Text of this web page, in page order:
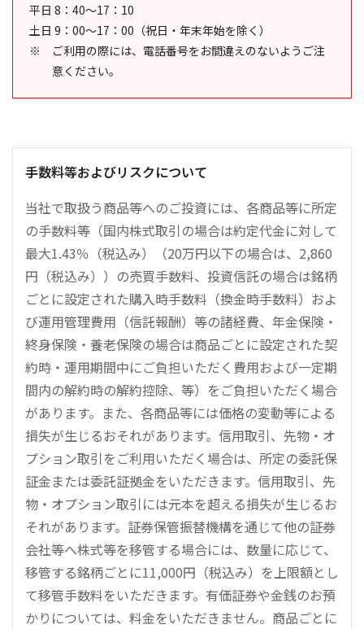
平日 8：40～17：10
土日 9：00～17：00（祝日・年末年始を除く）
ご利用の際には、電話番号をお間違えのないようご注
意ください。
手数料等およびリスクについて
当社で取扱う商品等へのご投資には、各商品等に所定
の手数料等（国内株式取引の場合は約定代金に対して
最大1.43％（税込み）（20万円以下の場合は、2,860
円（税込み））の売買手数料、投資信託の場合は銘柄
ごとに設定された購入時手数料（換金時手数料）およ
び運用管理費用（信託報酬）等の諸経費、年金保険・
終身保険・養老保険の場合は商品ごとに設定された契
約時・運用期間中にご負担いただく費用および一定期
間内の解約時の解約控除、等）をご負担いただく場合
があります。また、各商品等には価格の変動等による
損失が生じるおそれがあります。信用取引、先物・オ
プション取引をご利用いただく場合は、所定の委託保
証金または委託証拠金をいただきます。信用取引、先
物・オプション取引には元本を超える損失が生じるお
それがあります。証券保管振替機構を通じて他の証券
会社等へ株式等を移管する場合には、数量に応じて、
移管する銘柄ごとに11,000円（税込み）を上限額とし
て移管手数料をいただきます。有価証券や金銭のお預
かりについては、料金をいただきません。商品ごとに